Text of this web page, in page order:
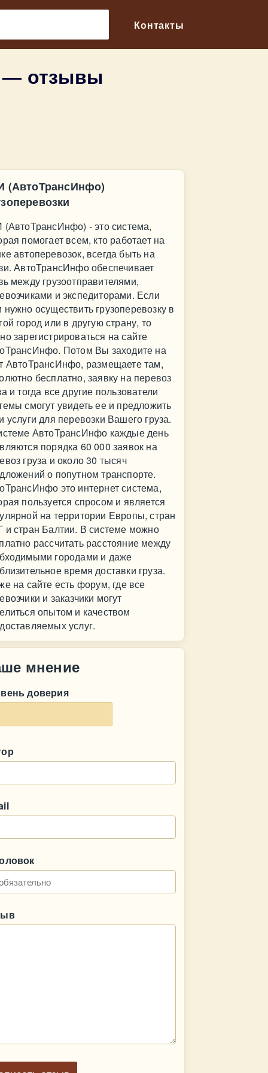
Контакты
— отзывы
(АвтоТрансИнфо)
- это система,
помогает всем, кто работает на
автоперевозок, всегда быть на
АвтоТрансИнфо обеспечивает
между грузоотправителями,
и экспедиторами. Если
осуществить грузоперевозку в
город или в другую страну, то
зарегистрироваться на сайте
Потом Вы заходите на
АвтоТрансИнфо, размещаете там,
бесплатно, заявку на перевоз
и тогда все другие пользователи
смогут увидеть ее и предложить
услуги для перевозки Вашего груза.
АвтоТрансИнфо каждые день
порядка 60 000 заявок на
груза и около 30 тысяч
о попутном транспорте.
это интернет система,
пользуется спросом и является
на территории Европы, стран
и стран Балтии. В системе можно
рассчитать расстояние между
городами и даже
время доставки груза.
на сайте есть форум, где все
и заказчики могут
опытом и качеством
услуг.
мнение
доверия